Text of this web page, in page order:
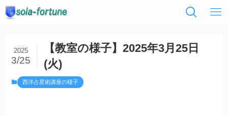
【教室の様子】2025年3月25日
(火)
2025
3/25
西洋占星術講座の様子